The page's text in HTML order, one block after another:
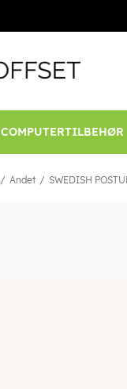
COMPUTERTILBEHØR
Andet SWEDISH